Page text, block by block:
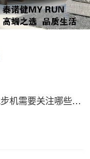
选购家用跑步机需要关注哪些核心参数？